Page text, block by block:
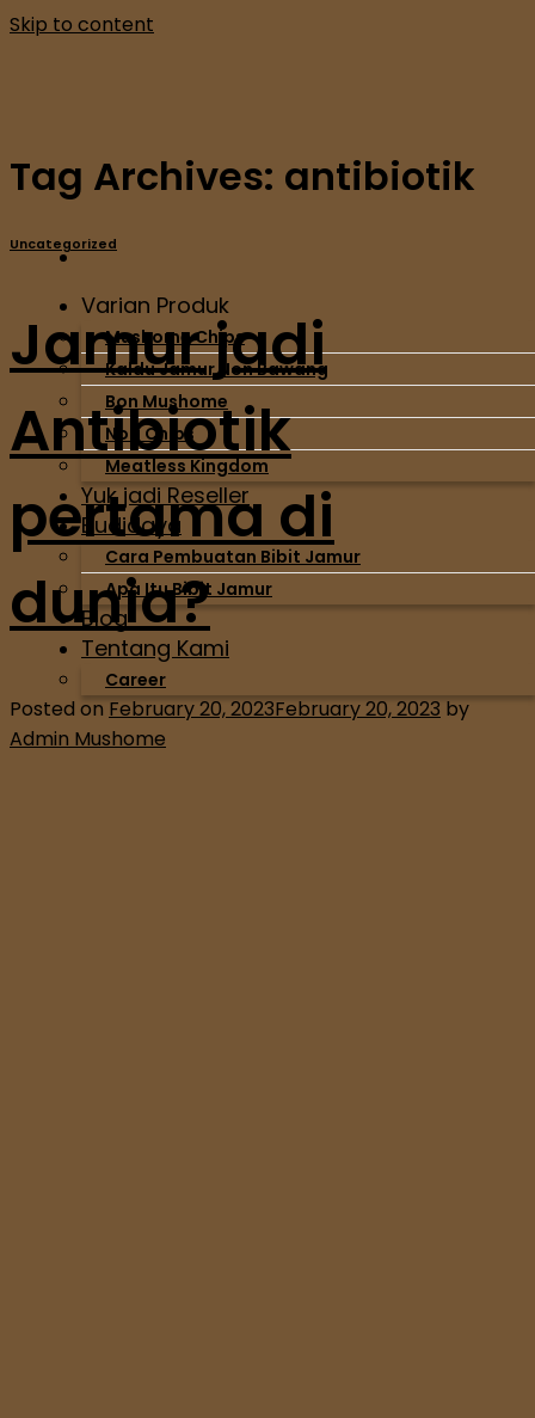
Skip to content
Varian Produk
Mushome Chips
Kaldu Jamur Non Bawang
Bon Mushome
Nori Chips
Meatless Kingdom
Yuk jadi Reseller
Budidaya
Cara Pembuatan Bibit Jamur
Apa Itu Bibit Jamur
Blog
Tentang Kami
Career
Tag Archives: antibiotik
Uncategorized
Jamur jadi
Antibiotik
pertama di
dunia?
Posted on February 20, 2023February 20, 2023 by
Admin Mushome